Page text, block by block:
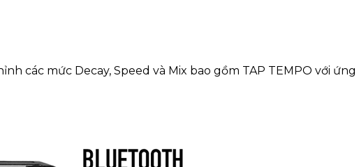
các mức Decay, Speed và Mix bao gồm TAP TEMPO với